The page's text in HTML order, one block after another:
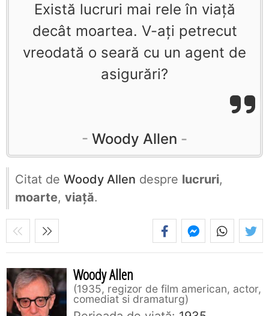
Există lucruri mai rele în viaţă
decât moartea. V-aţi petrecut
vreodată o seară cu un agent de
asigurări?
Woody Allen
Citat de Woody Allen despre lucruri,
moarte, viață.
Woody Allen
1935, regizor de film american, actor,
comediat si dramaturg